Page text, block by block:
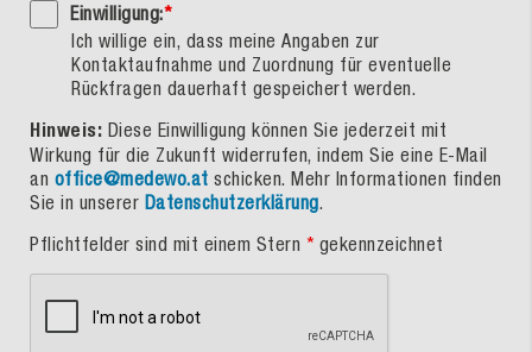
Einwilligung:*
Ich willige ein, dass meine Angaben zur
Kontaktaufnahme und Zuordnung für eventuelle
Rückfragen dauerhaft gespeichert werden.
Hinweis: Diese Einwilligung können Sie jederzeit mit
Wirkung für die Zukunft widerrufen, indem Sie eine E-Mail
an office@medewo.at schicken. Mehr Informationen finden
Sie in unserer Datenschutzerklärung.
Pflichtfelder sind mit einem Stern * gekennzeichnet